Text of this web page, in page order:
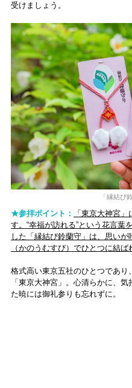
受けましょう。
「縁結び
★参拝ポイント：
「東京大神宮
す。“幸福が訪れる”という花言葉
した「縁結び鈴蘭守」は、思い
（かのうむすび）でひとつに結ば
格式高い東京五社のひとつであ
「東京大神宮」。心清らかに、
た暁には御礼参りも忘れずに。